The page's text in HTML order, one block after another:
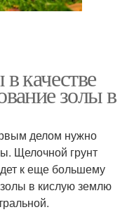
качестве
золы в
делом нужно
Щелочной грунт
к еще большему
в кислую землю